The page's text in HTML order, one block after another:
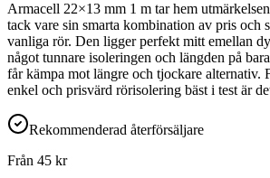
Armacell 22×13 mm 1 m tar hem
tack vare sin smarta kombination av pris och
vanliga rör. Den ligger perfekt mitt emellan
något tunnare isoleringen och längden på
får kämpa mot längre och tjockare alternativ.
enkel och prisvärd rörisolering bäst i test är
Rekommenderad återförsäljare
Från 45 kr